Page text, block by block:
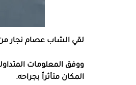
لقي الشاب عصام نجار من
ووفق المعلومات
المكان متأثراً بجراحه.